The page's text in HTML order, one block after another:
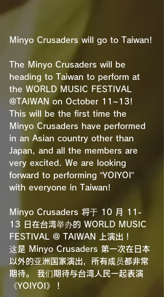
Minyo Crusaders will go to Taiwan!
The Minyo Crusaders will be
heading to Taiwan to perform at
the WORLD MUSIC FESTIVAL
@TAIWAN on October 11~13!
This will be the first time the
Minyo Crusaders have performed
in an Asian country other than
Japan, and all the members are
very excited. We are looking
forward to performing “YOIYOI”
with everyone in Taiwan!
Minyo Crusaders 将于 10 月 11-
13 日在台湾举办的 WORLD MUSIC
FESTIVAL @ TAIWAN 上演出！
这是 Minyo Crusaders 第一次在日本
以外的亚洲国家演出，所有成员都非常
期待。 我们期待与台湾人民一起表演
《YOIYOI》！